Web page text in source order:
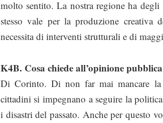
molto sentito. La nostra regione ha
stesso vale per la produzione creativa
necessita di interventi strutturali e di
K4B. Cosa chiede all’opinione
Di Corinto. Di non far mai mancare
cittadini si impegnano a seguire la
i disastri del passato. Anche per questo